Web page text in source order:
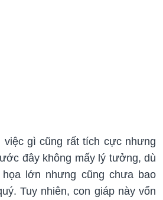
việc gì cũng rất tích cực nhưng
đây không mấy lý tưởng, dù
lớn nhưng cũng chưa bao
Tuy nhiên, con giáp này vốn